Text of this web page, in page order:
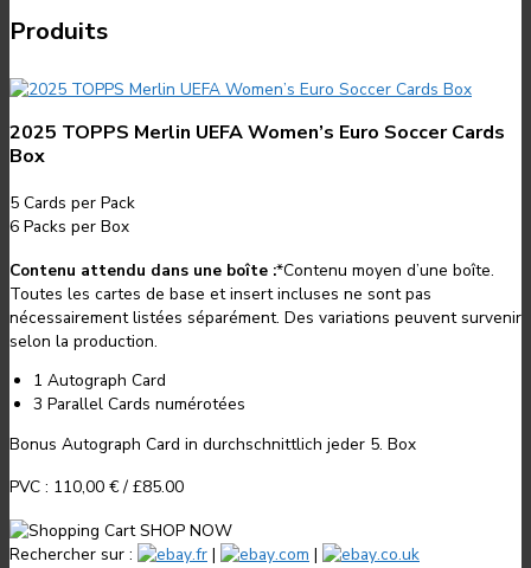
Produits
2025 TOPPS Merlin UEFA Women’s Euro Soccer Cards
Box
5 Cards per Pack
6 Packs per Box
Contenu attendu dans une boîte :*Contenu moyen d’une boîte.
Toutes les cartes de base et insert incluses ne sont pas
nécessairement listées séparément. Des variations peuvent survenir
selon la production.
1 Autograph Card
3 Parallel Cards numérotées
Bonus Autograph Card in durchschnittlich jeder 5. Box
PVC : 110,00 €/ £85.00
SHOP NOW
Rechercher sur :
.fr | .com | .co.uk